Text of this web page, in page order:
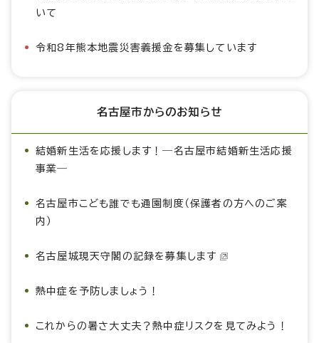
いて
令和8年熊本地震災害義援金を募集しています
名古屋市からのお知らせ
結婚新生活を応援します！―名古屋市結婚新生活応援
事業―
名古屋市こども誰でも通園制度（保護者の方へのご案
内）
名古屋城現天守閣の記録を募集します
熱中症を予防しましょう！
これからの暑さ大丈夫？熱中症リスクを見てみよう！